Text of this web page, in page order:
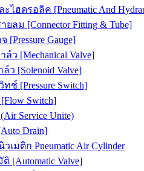
ฮดรอลิค [Pneumatic And
ลม [Connector Fitting & Tube]
[Pressure Gauge]
ว [Mechanical Valve]
ว [Solenoid Valve]
ช์ [Pressure Switch]
Switch]
Service Unite)
Drain]
เมติก Pneumatic Air Cylinder
[Automatic Valve]